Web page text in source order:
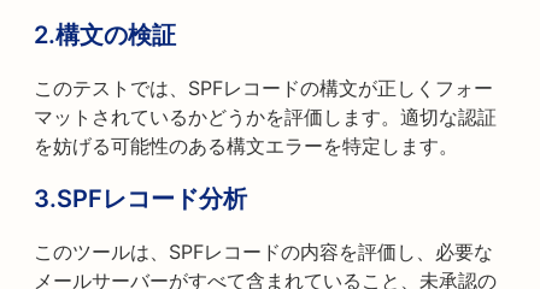
2.構文の検証
このテストでは、SPFレコードの構文が正しくフォー
マットされているかどうかを評価します。適切な認証
を妨げる可能性のある構文エラーを特定します。
3.SPFレコード分析
このツールは、SPFレコードの内容を評価し、必要な
メールサーバーがすべて含まれていること、未承認の